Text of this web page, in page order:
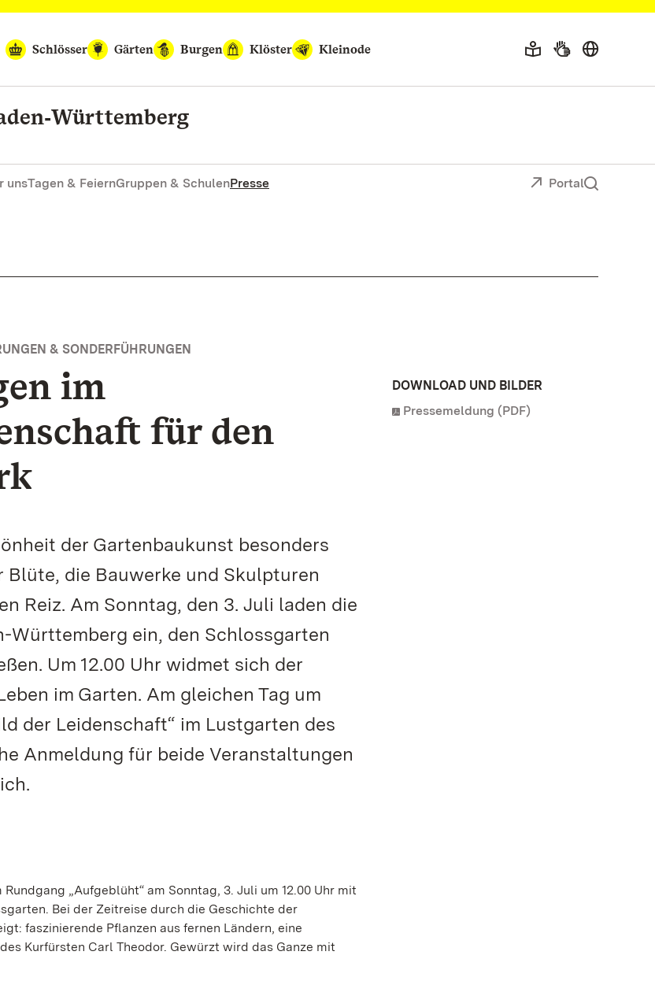
Schlösser
Gärten Burgen Klöster Kleinode
unsTagen & FeiernGruppen & SchulenPresse Portal
& SONDERFÜHRUNGEN
im
für den
der Gartenbaukunst besonders
die Bauwerke und Skulpturen
Reiz. Am Sonntag, den 3. Juli laden die
Württemberg ein, den Schlossgarten
Um 12.00 Uhr widmet sich der
im Garten. Am gleichen Tag um
der Leidenschaft“ im Lustgarten des
Anmeldung für beide Veranstaltungen
„Aufgeblüht“ am Sonntag, 3. Juli um 12.00 Uhr mit
Bei der Zeitreise durch die Geschichte der
faszinierende Pflanzen aus fernen Ländern, eine
Kurfürsten Carl Theodor. Gewürzt wird das Ganze mit
DOWNLOAD UND BILDER
Pressemeldung (PDF)